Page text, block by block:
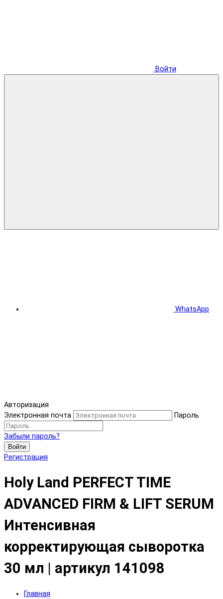
Войти
WhatsApp
Авторизация
Электронная почта
Пароль
Забыли пароль?
Войти
Регистрация
Holy Land PERFECT TIME
ADVANCED FIRM & LIFT SERUM
Интенсивная
корректирующая сыворотка
30 мл | артикул 141098
Главная